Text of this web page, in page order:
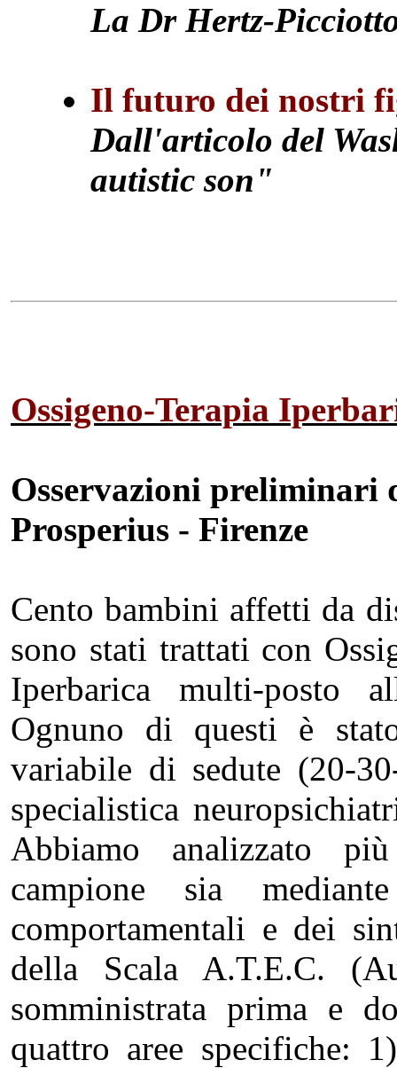
La Dr Hertz-
Il futuro dei nostri
Dall'articolo del
autistic son"
Ossigeno-Terapia
Osservazioni preliminari
Prosperius - Firenze
Cento bambini affetti da
sono stati trattati con
Iperbarica multi-posto
Ognuno di questi è
variabile di sedute (20-
specialistica
Abbiamo analizzato
campione sia
comportamentali e dei
della Scala A.T.E.C.
somministrata prima e
quattro aree specifiche: